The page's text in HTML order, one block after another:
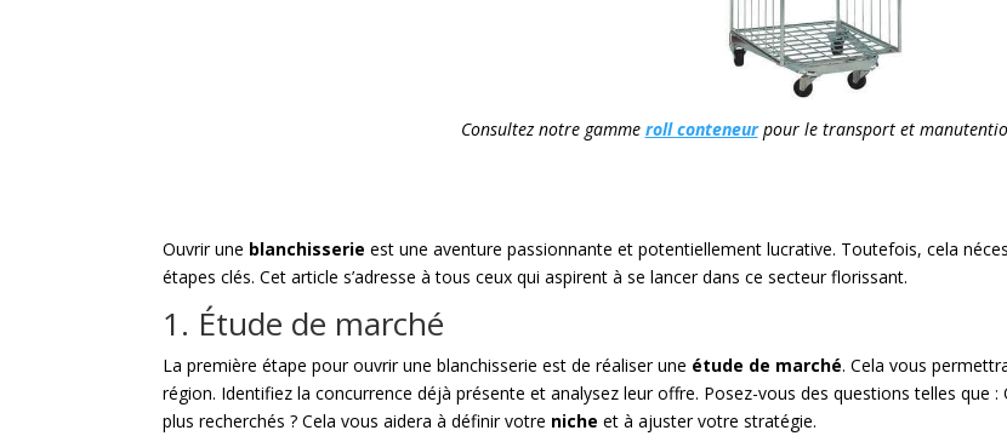
Consultez notre gamme roll conteneurpour le transport et
Ouvrir une blanchisserie est une aventure passionnante et potentiellement lucrative. Toutefois, cela
étapes clés. Cet article s’adresse à tous ceux qui aspirent à se lancer dans ce secteur florissant.
1. Étude de marché
La première étape pour ouvrir une blanchisserie est de réaliser une étude de marché. Cela vous
région. Identifiez la concurrence déjà présente et analysez leur offre. Posez-vous des questions telles que
plus recherchés ? Cela vous aidera à définir votre niche et à ajuster votre stratégie.